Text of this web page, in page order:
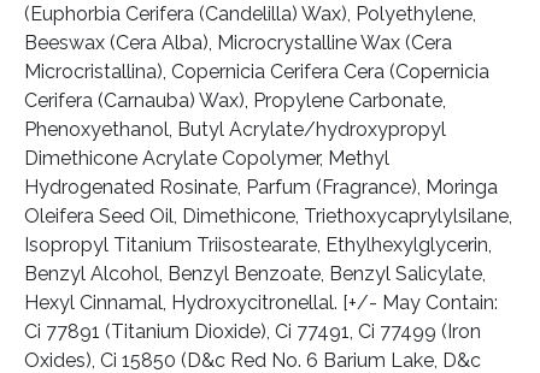
(Euphorbia Cerifera (Candelilla) Wax), Polyethylene,
Beeswax (Cera Alba), Microcrystalline Wax (Cera
Microcristallina), Copernicia Cerifera Cera (Copernicia
Cerifera (Carnauba) Wax), Propylene Carbonate,
Phenoxyethanol, Butyl Acrylate/hydroxypropyl
Dimethicone Acrylate Copolymer, Methyl
Hydrogenated Rosinate, Parfum (Fragrance), Moringa
Oleifera Seed Oil, Dimethicone, Triethoxycaprylylsilane,
Isopropyl Titanium Triisostearate, Ethylhexylglycerin,
Benzyl Alcohol, Benzyl Benzoate, Benzyl Salicylate,
Hexyl Cinnamal, Hydroxycitronellal. [+/- May Contain:
Ci 77891 (Titanium Dioxide), Ci 77491, Ci 77499 (Iron
Oxides), Ci 15850 (D&c Red No. 6 Barium Lake, D&c